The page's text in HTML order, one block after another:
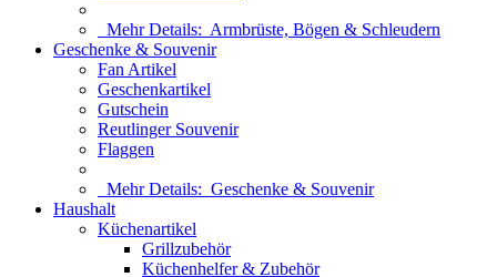
Mehr Details: Armbrüste, Bögen & Schleudern
Geschenke & Souvenir
Fan Artikel
Geschenkartikel
Gutschein
Reutlinger Souvenir
Flaggen
Mehr Details: Geschenke & Souvenir
Haushalt
Küchenartikel
Grillzubehör
Küchenhelfer & Zubehör